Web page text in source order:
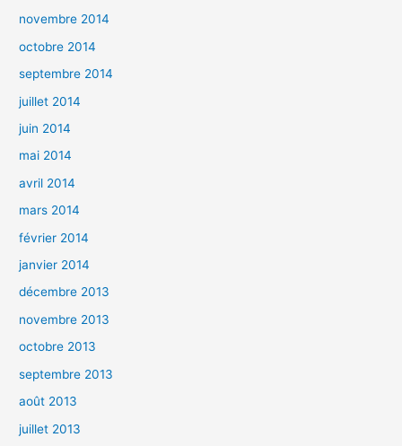
novembre 2014
octobre 2014
septembre 2014
juillet 2014
juin 2014
mai 2014
avril 2014
mars 2014
février 2014
janvier 2014
décembre 2013
novembre 2013
octobre 2013
septembre 2013
août 2013
juillet 2013